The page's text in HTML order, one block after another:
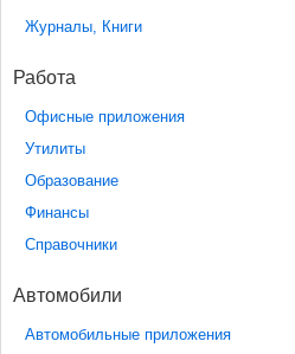
Журналы, Книги
Работа
Офисные приложения
Утилиты
Образование
Финансы
Справочники
Автомобили
Автомобильные приложения